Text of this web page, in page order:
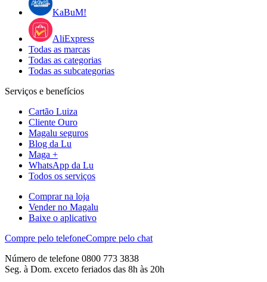
KaBuM!
AliExpress
Todas as marcas
Todas as categorias
Todas as subcategorias
Serviços e benefícios
Cartão Luiza
Cliente Ouro
Magalu seguros
Blog da Lu
Maga +
WhatsApp da Lu
Todos os serviços
Comprar na loja
Vender no Magalu
Baixe o aplicativo
Compre pelo telefoneCompre pelo chat
Número de telefone 0800 773 3838
Seg. à Dom. exceto feriados das 8h às 20h